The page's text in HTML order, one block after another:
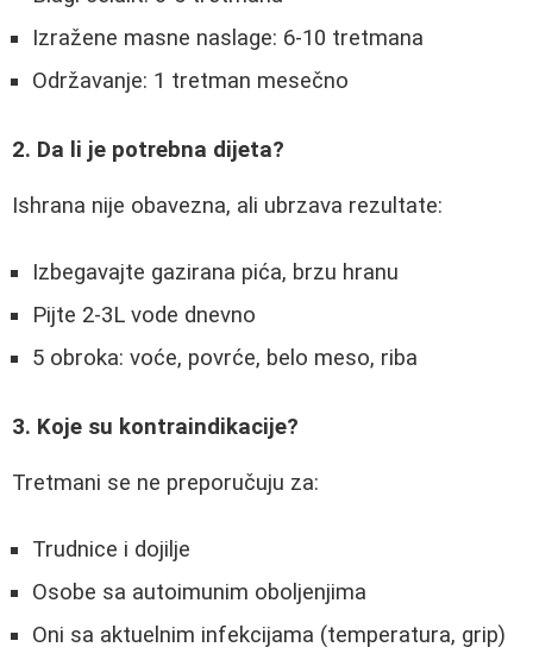
Izražene masne naslage: 6-10 tretmana
Održavanje: 1 tretman mesečno
2. Da li je potrebna dijeta?
Ishrana nije obavezna, ali ubrzava rezultate:
Izbegavajte gazirana pića, brzu hranu
Pijte 2-3L vode dnevno
5 obroka: voće, povrće, belo meso, riba
3. Koje su kontraindikacije?
Tretmani se ne preporučuju za:
Trudnice i dojilje
Osobe sa autoimunim oboljenjima
Oni sa aktuelnim infekcijama (temperatura, grip)